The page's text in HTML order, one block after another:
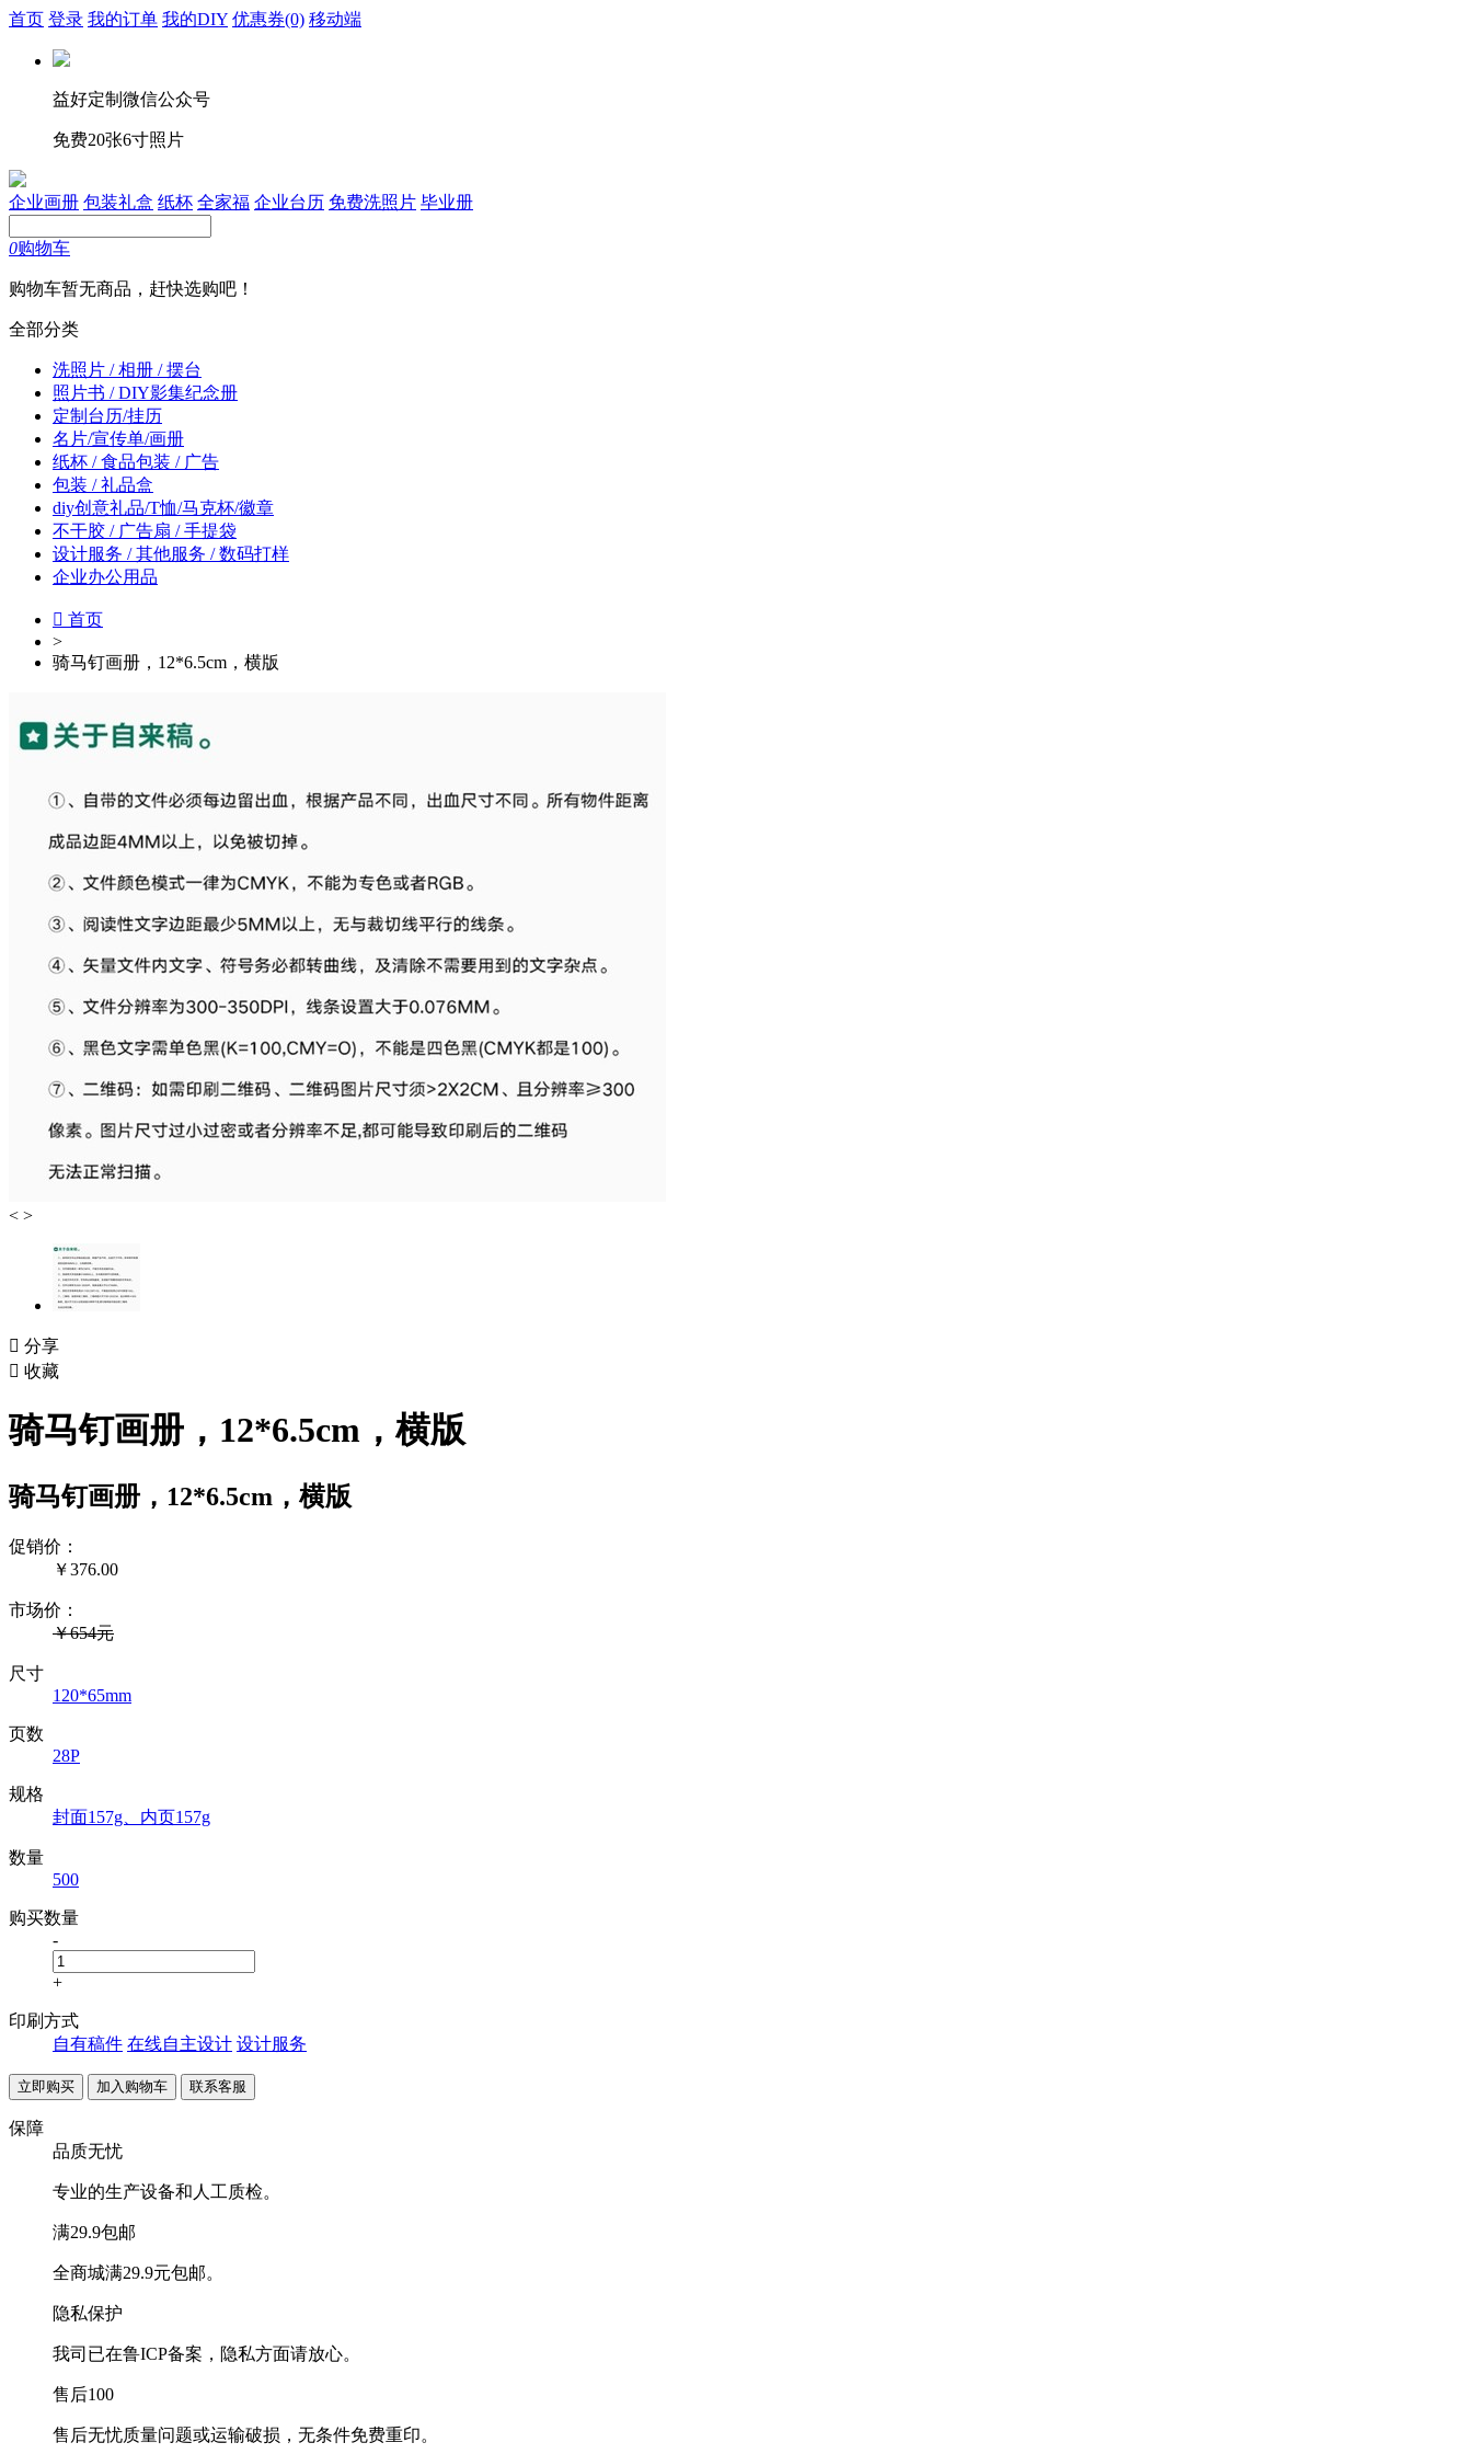
首页 登录 我的订单 我的DIY 优惠券(0) 移动端
益好定制微信公众号
免费20张6寸照片
企业画册 包装礼盒 纸杯 全家福 企业台历 免费洗照片 毕业册
0购物车
购物车暂无商品，赶快选购吧！
全部分类
洗照片 / 相册 / 摆台
照片书 / DIY影集纪念册
定制台历/挂历
名片/宣传单/画册
纸杯 / 食品包装 / 广告
包装 / 礼品盒
diy创意礼品/T恤/马克杯/徽章
不干胶 / 广告扇 / 手提袋
设计服务 / 其他服务 / 数码打样
企业办公用品
 首页
>
骑马钉画册，12*6.5cm，横版
< >
 分享
 收藏
骑马钉画册，12*6.5cm，横版
骑马钉画册，12*6.5cm，横版
促销价：
￥376.00
市场价：
￥654元
尺寸
120*65mm
页数
28P
规格
封面157g、内页157g
数量
500
购买数量
-
+
印刷方式
自有稿件 在线自主设计 设计服务
联系客服
保障
品质无忧
专业的生产设备和人工质检。
满29.9包邮
全商城满29.9元包邮。
隐私保护
我司已在鲁ICP备案，隐私方面请放心。
售后100
售后无忧质量问题或运输破损，无条件免费重印。